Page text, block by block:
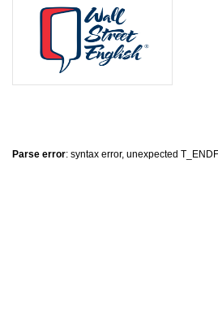
Parse error: syntax error, unexpected